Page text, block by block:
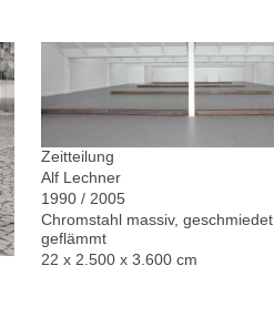
Zeitteilung
Alf Lechner
1990 / 2005
Chromstahl massiv, geschmiedet,
geflämmt
22 x 2.500 x 3.600 cm